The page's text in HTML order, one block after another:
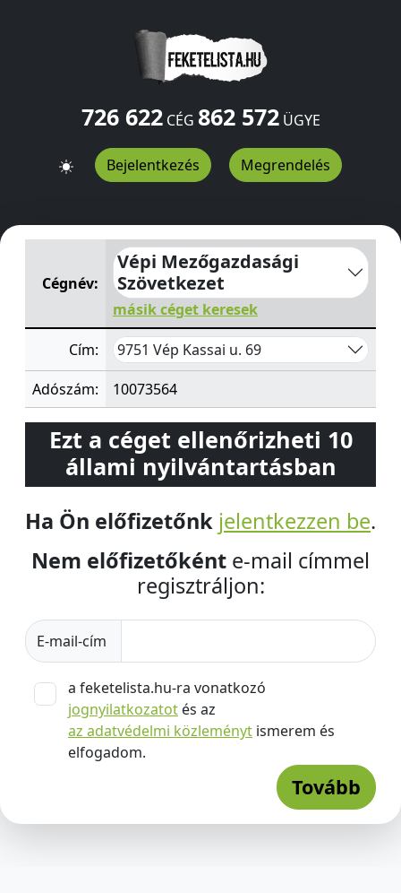
726 622CÉG 862 572ÜGYE
Bejelentkezés Megrendelés
Vépi Mezőgazdasági SzövetkezetKassai u. 69Vép
Cégnév:
Vépi Mezőgazdasági
Szövetkezet
másik céget keresek
Cím: 9751 Vép Kassai u. 69
Adószám: 10073564
Ezt a céget ellenőrizheti 10
állami nyilvántartásban
Ha Ön előfizetőnk jelentkezzen be.
Nem előfizetőként e-mail címmel
regisztráljon:
E-mail-cím
a feketelista.hu-ra vonatkozó
jognyilatkozatot és az
az adatvédelmi közleményt ismerem és
elfogadom.
Tovább